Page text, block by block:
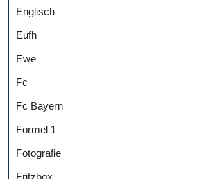
Englisch
Eufh
Ewe
Fc
Fc Bayern
Formel 1
Fotografie
Fritzbox